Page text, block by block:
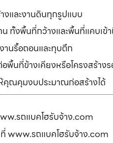
และงานดินทุกรูปแบบ
น ทั้งพื้นที่กว้างและพื้นที่แคบเข้
านรื้อถอนและทุบตึก
พื้นที่ข้างเคียงหรือโครงสร้าง
ห้คุณคุมงบประมาณก่อสร้างได้
รถแบคโฮรับจ้าง.com
www.รถแบคโฮรับจ้าง.com